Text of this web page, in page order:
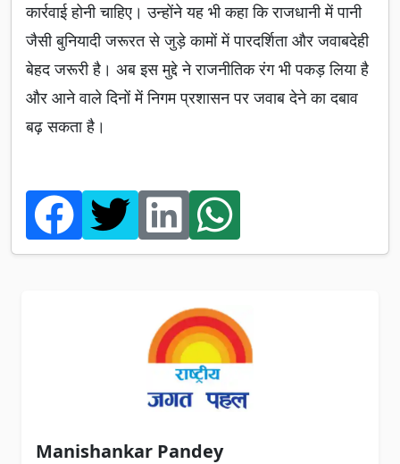
कार्रवाई होनी चाहिए। उन्होंने यह भी कहा कि राजधानी में पानी
जैसी बुनियादी जरूरत से जुड़े कामों में पारदर्शिता और जवाबदेही
बेहद जरूरी है। अब इस मुद्दे ने राजनीतिक रंग भी पकड़ लिया है
और आने वाले दिनों में निगम प्रशासन पर जवाब देने का दबाव
बढ़ सकता है।
Manishankar Pandey